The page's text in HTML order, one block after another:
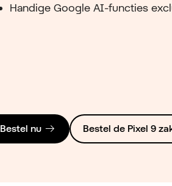
Handige Google AI-functies
Bestel nu Bestel de Pixel 9